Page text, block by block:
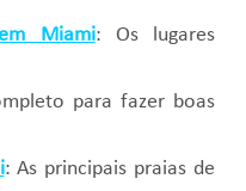
Miami: Os lugares
para fazer boas
: As principais praias de